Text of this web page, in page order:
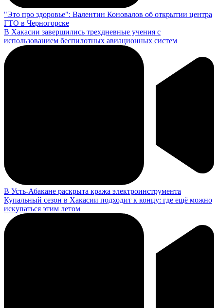
"Это про здоровье": Валентин Коновалов об открытии центра
ГТО в Черногорске
В Хакасии завершились трехдневные учения с
использованием беспилотных авиационных систем
В Усть-Абакане раскрыта кража электроинструмента
Купальный сезон в Хакасии подходит к концу: где ещё можно
искупаться этим летом